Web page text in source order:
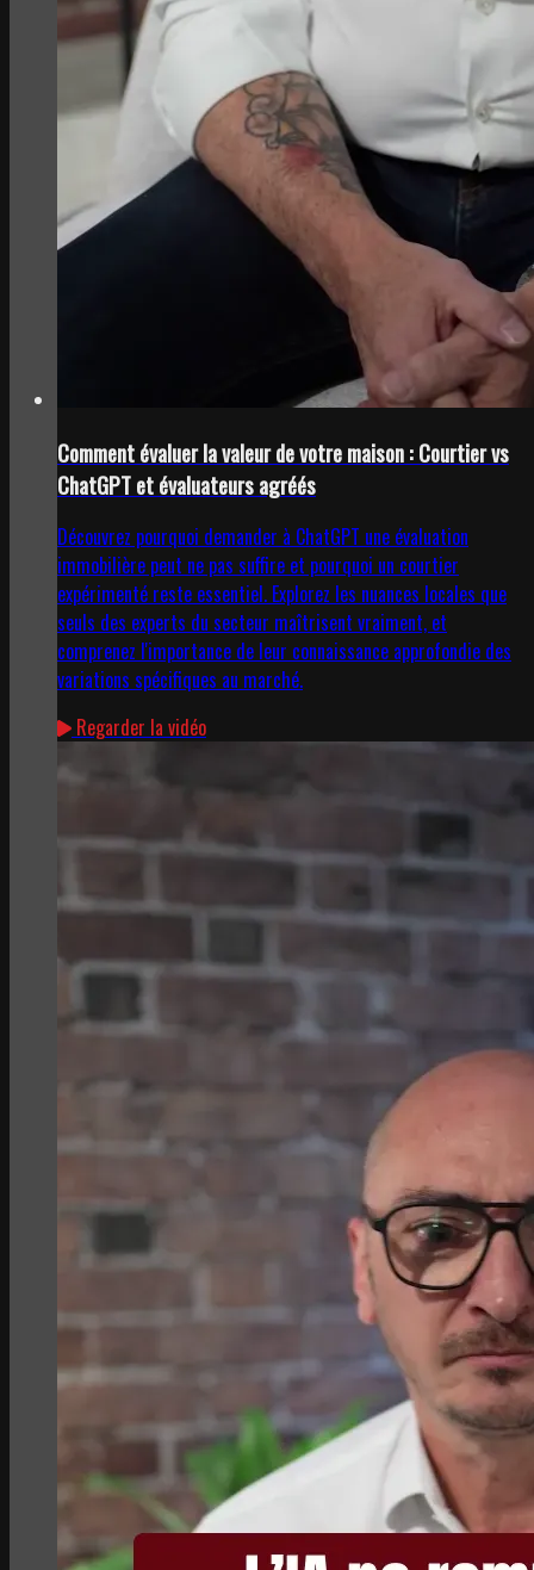
Comment évaluer la valeur de votre maison : Courtier vs
ChatGPT et évaluateurs agréés
Découvrez pourquoi demander à ChatGPT une évaluation
immobilière peut ne pas suffire et pourquoi un courtier
expérimenté reste essentiel. Explorez les nuances locales que
seuls des experts du secteur maîtrisent vraiment, et
comprenez l'importance de leur connaissance approfondie des
variations spécifiques au marché.
Regarder la vidéo